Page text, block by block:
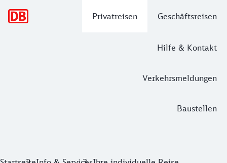
Privatreisen Geschäftsreisen
Hilfe & Kontakt
Verkehrsmeldungen
Baustellen
Wie wäre es mit ein wenig Abwechslung zu den